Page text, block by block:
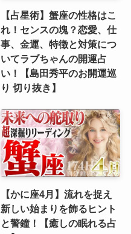
【占星術】蟹座の性格はこ
れ！センスの塊？恋愛、仕
事、金運、特徴と対策につ
いてラブちゃんの開運占
い！【島田秀平のお開運巡
り 切り抜き】
【かに座4月】流れを捉え
新しい始まりを飾るヒント
と警鐘！【癒しの眠れる占